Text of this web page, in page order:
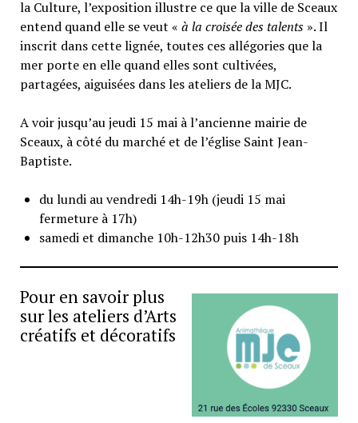
la Culture, l’exposition illustre ce que la ville de Sceaux
entend quand elle se veut « à la croisée des talents». Il
inscrit dans cette lignée, toutes ces allégories que la
mer porte en elle quand elles sont cultivées,
partagées, aiguisées dans les ateliers de la MJC.
A voir jusqu’au jeudi 15 mai à l’ancienne mairie de
Sceaux, à côté du marché et de l’église Saint Jean-
Baptiste.
du lundi au vendredi 14h-19h (jeudi 15 mai
fermeture à 17h)
samedi et dimanche 10h-12h30 puis 14h-18h
Pour en savoir plus
sur les ateliers d’Arts
créatifs et décoratifs